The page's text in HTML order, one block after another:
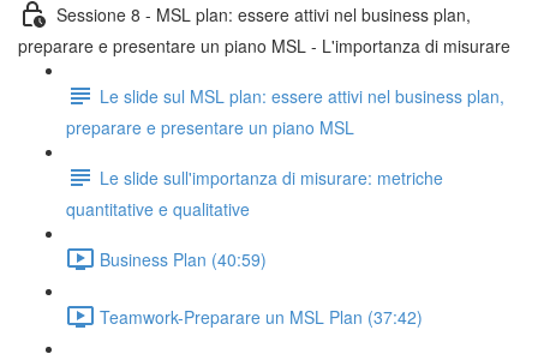
Sessione 8 - MSL plan: essere attivi nel business plan,
preparare e presentare un piano MSL - L'importanza di misurare
Le slide sul MSL plan: essere attivi nel business plan,
preparare e presentare un piano MSL
Le slide sull'importanza di misurare: metriche
quantitative e qualitative
Business Plan (40:59)
Teamwork-Preparare un MSL Plan (37:42)